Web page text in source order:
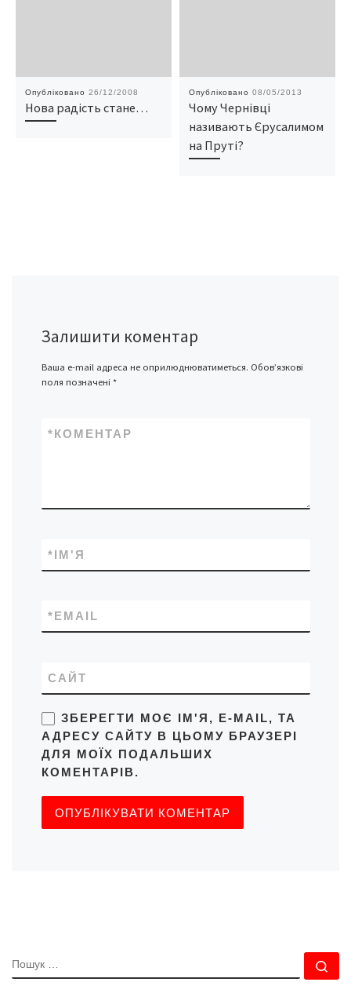
Опубліковано 26/12/2008
Нова радість стане…
Опубліковано 08/05/2013
Чому Чернівці
називають Єрусалимом
на Пруті?
Залишити коментар
Ваша e-mail адреса не оприлюднюватиметься. Обов’язкові
поля позначені *
КОМЕНТАР
*
ІМ'Я
*
EMAIL
*
САЙТ
ЗБЕРЕГТИ МОЄ ІМ'Я, E-MAIL, ТА
АДРЕСУ САЙТУ В ЦЬОМУ БРАУЗЕРІ
ДЛЯ МОЇХ ПОДАЛЬШИХ
КОМЕНТАРІВ.
ПОШУК